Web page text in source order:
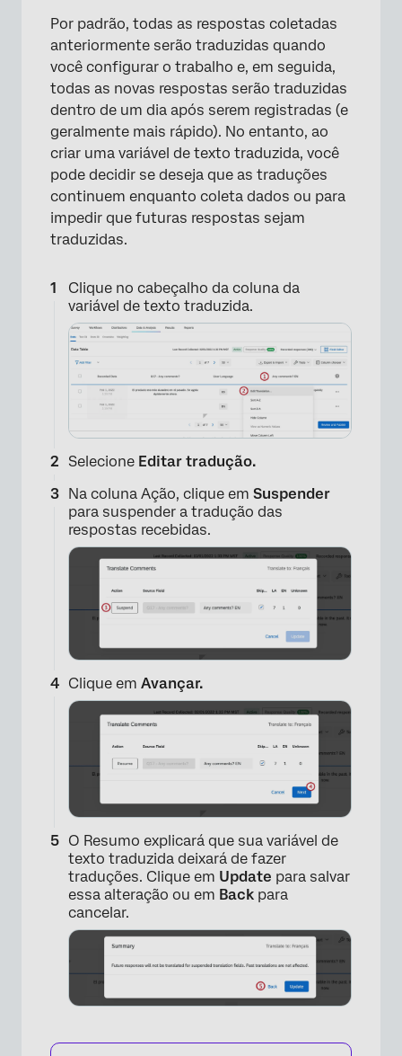
Por padrão, todas as respostas coletadas
anteriormente serão traduzidas quando
você configurar o trabalho e, em seguida,
todas as novas respostas serão traduzidas
dentro de um dia após serem registradas (e
geralmente mais rápido). No entanto, ao
criar uma variável de texto traduzida, você
pode decidir se deseja que as traduções
continuem enquanto coleta dados ou para
impedir que futuras respostas sejam
traduzidas.
Clique no cabeçalho da coluna da
variável de texto traduzida.
×
Selecione Editar tradução.
Na coluna Ação, clique em Suspender
para suspender a tradução das
respostas recebidas.
Clique em Avançar.
O Resumo explicará que sua variável de
texto traduzida deixará de fazer
traduções. Clique em Update para salvar
essa alteração ou em Back para
cancelar.